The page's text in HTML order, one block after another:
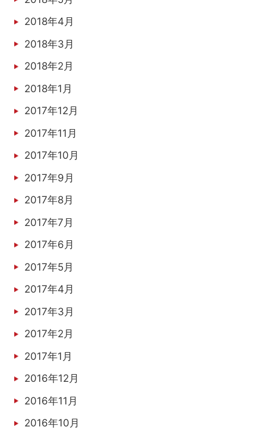
2018年4月
2018年3月
2018年2月
2018年1月
2017年12月
2017年11月
2017年10月
2017年9月
2017年8月
2017年7月
2017年6月
2017年5月
2017年4月
2017年3月
2017年2月
2017年1月
2016年12月
2016年11月
2016年10月